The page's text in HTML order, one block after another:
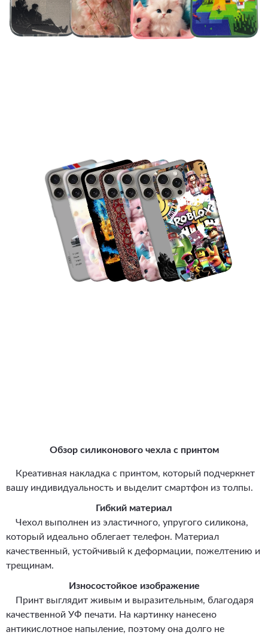
Обзор силиконового чехла с принтом
Креативная накладка с принтом, который подчеркнет
вашу индивидуальность и выделит смартфон из толпы.
Гибкий материал
Чехол выполнен из эластичного, упругого силикона,
который идеально облегает телефон. Материал
качественный, устойчивый к деформации, пожелтению и
трещинам.
Износостойкое изображение
Принт выглядит живым и выразительным, благодаря
качественной УФ печати. На картинку нанесено
антикислотное напыление, поэтому она долго не